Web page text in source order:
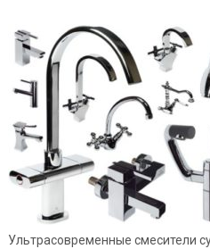
Ультрасовременные смесители